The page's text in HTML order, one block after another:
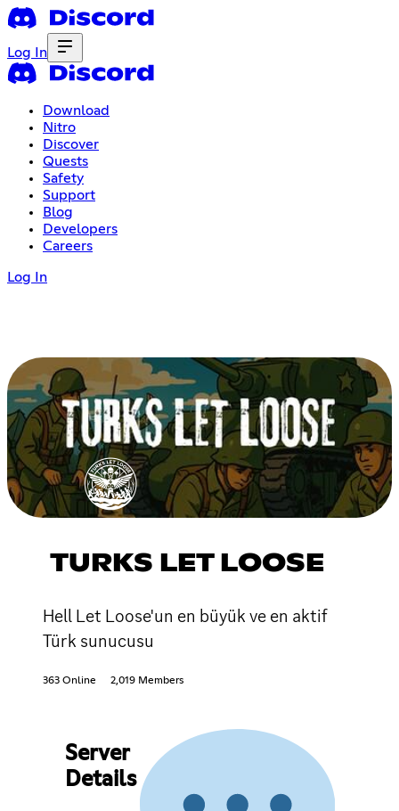
Log In
Download
Nitro
Discover
Quests
Safety
Support
Blog
Developers
Careers
Log In
TURKS LET LOOSE
Hell Let Loose'un en büyük ve en aktif
Türk sunucusu
363 Online 2,019 Members
Server
Details